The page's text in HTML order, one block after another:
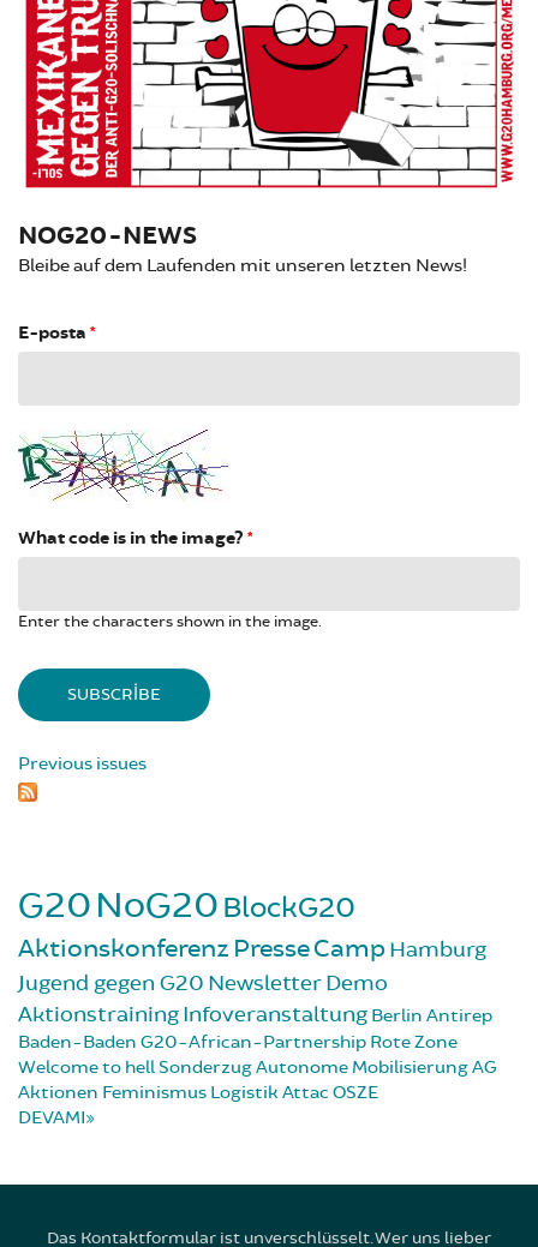
NOG20-NEWS
Bleibe auf dem Laufenden mit unseren letzten News!
E-posta *
What code is in the image? *
Enter the characters shown in the image.
Previous issues
G20NoG20 BlockG20
Aktionskonferenz PresseCampHamburg
Jugend gegen G20 NewsletterDemo
AktionstrainingInfoveranstaltung Berlin Antirep
Baden-Baden G20-African-Partnership Rote Zone
Welcome to hellSonderzugAutonome MobilisierungAG
Aktionen Feminismus Logistik Attac OSZE
DEVAMI
Das Kontaktformular ist unverschlüsselt. Wer uns lieber